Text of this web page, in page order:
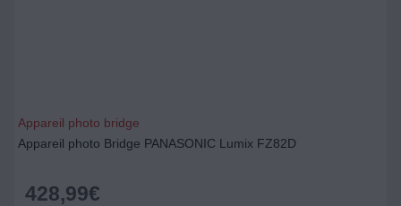
Appareil photo bridge
Appareil photo Bridge PANASONIC Lumix FZ82D
428,99€